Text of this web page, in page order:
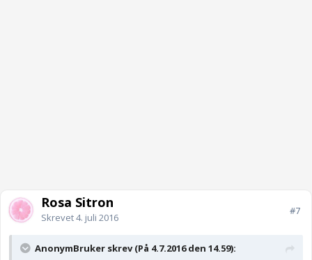
Rosa Sitron
Skrevet4. juli 2016
#7
AnonymBruker skrev (På 4.7.2016 den 14.59):